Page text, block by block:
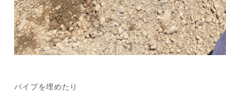
パイプを埋めたり